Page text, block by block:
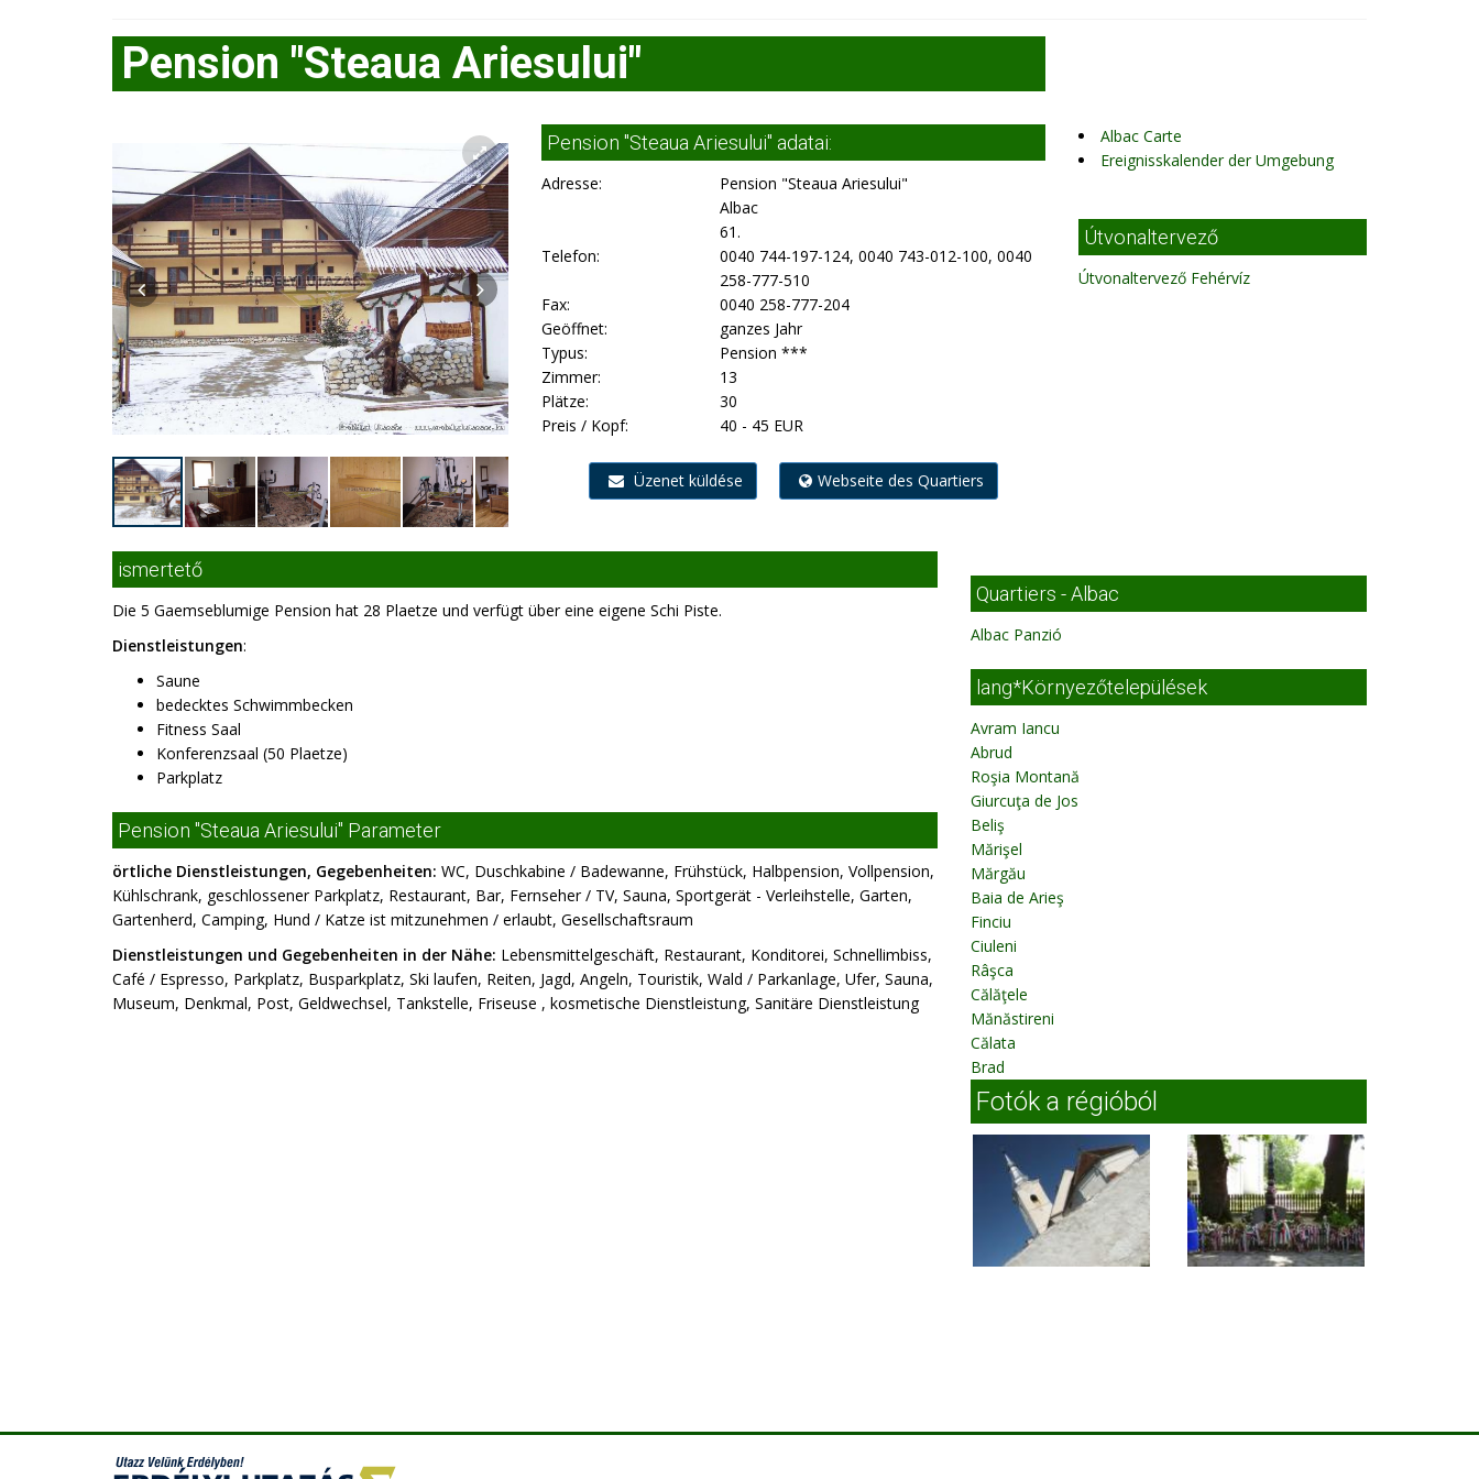
Pension "Steaua Ariesului"
Pension "Steaua Ariesului" adatai:
Adresse:
Pension "Steaua Ariesului"
Albac
61.
Telefon:
0040 744-197-124, 0040 743-012-100, 0040
258-777-510
Fax:
0040 258-777-204
Geöffnet:
ganzes Jahr
Typus:
Pension ***
Zimmer:
13
Plätze:
30
Preis / Kopf:
40 - 45 EUR
Üzenet küldése Webseite des Quartiers
Albac Carte
Ereignisskalender der Umgebung
Útvonaltervező
Útvonaltervező Fehérvíz
ismertető
Die 5 Gaemseblumige Pension hat 28 Plaetze und verfügt über eine eigene Schi Piste.
Dienstleistungen:
Saune
bedecktes Schwimmbecken
Fitness Saal
Konferenzsaal (50 Plaetze)
Parkplatz
Pension "Steaua Ariesului" Parameter
örtliche Dienstleistungen, Gegebenheiten: WC, Duschkabine / Badewanne, Frühstück, Halbpension, Vollpension,
Kühlschrank, geschlossener Parkplatz, Restaurant, Bar, Fernseher / TV, Sauna, Sportgerät - Verleihstelle, Garten,
Gartenherd, Camping, Hund / Katze ist mitzunehmen / erlaubt, Gesellschaftsraum
Dienstleistungen und Gegebenheiten in der Nähe: Lebensmittelgeschäft, Restaurant, Konditorei, Schnellimbiss,
Café / Espresso, Parkplatz, Busparkplatz, Ski laufen, Reiten, Jagd, Angeln, Touristik, Wald / Parkanlage, Ufer, Sauna,
Museum, Denkmal, Post, Geldwechsel, Tankstelle, Friseuse , kosmetische Dienstleistung, Sanitäre Dienstleistung
Quartiers - Albac
Albac Panzió
lang*Környezőtelepülések
Avram Iancu
Abrud
Roşia Montană
Giurcuţa de Jos
Beliş
Mărişel
Mărgău
Baia de Arieş
Finciu
Ciuleni
Râşca
Călăţele
Mănăstireni
Călata
Brad
Fotók a régióból